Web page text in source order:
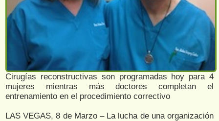
Cirugías reconstructivas son programadas hoy para 4
mujeres mientras más doctores completan el
entrenamiento en el procedimiento correctivo
LAS VEGAS, 8 de Marzo – La lucha de una organización